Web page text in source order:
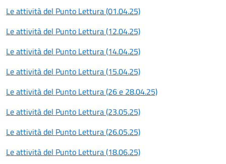
Le attività del Punto Lettura (01.04.25)
Le attività del Punto Lettura (12.04.25)
Le attività del Punto Lettura (14.04.25)
Le attività del Punto Lettura (15.04.25)
Le attività del Punto Lettura (26 e 28.04.25)
Le attività del Punto Lettura (23.05.25)
Le attività del Punto Lettura (26.05.25)
Le attività del Punto Lettura (18.06.25)